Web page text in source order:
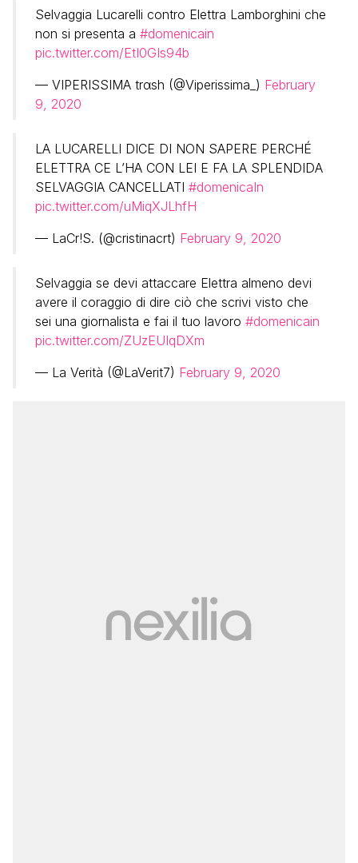
Selvaggia Lucarelli contro Elettra Lamborghini che
non si presenta a #domenicain
pic.twitter.com/EtI0GIs94b
— VIPERISSIMA trαsh (@Viperissima_) February
9, 2020
LA LUCARELLI DICE DI NON SAPERE PERCHÉ
ELETTRA CE L’HA CON LEI E FA LA SPLENDIDA
SELVAGGIA CANCELLATI #domenicaIn
pic.twitter.com/uMiqXJLhfH
— LaCr!S. (@cristinacrt) February 9, 2020
Selvaggia se devi attaccare Elettra almeno devi
avere il coraggio di dire ciò che scrivi visto che
sei una giornalista e fai il tuo lavoro #domenicain
pic.twitter.com/ZUzEUIqDXm
— La Verità (@LaVerit7) February 9, 2020